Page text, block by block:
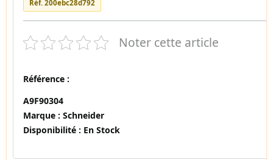
Réf. 200ebc28d792
Noter cette article
Référence :
A9F90304
Marque : Schneider
Disponibilité : En Stock